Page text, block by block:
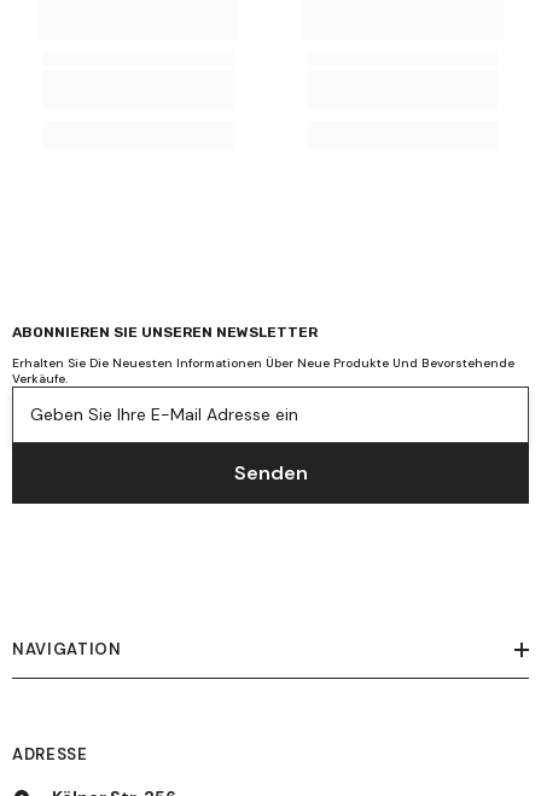
ABONNIEREN SIE UNSEREN NEWSLETTER
Erhalten Sie Die Neuesten Informationen Über Neue Produkte Und Bevorstehende
Verkäufe.
Geben Sie Ihre E-Mail Adresse ein
Senden
NAVIGATION
ADRESSE